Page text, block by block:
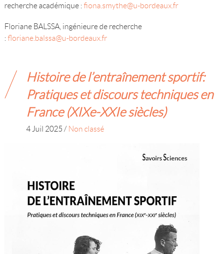
recherche académique : fiona.smythe@u-bordeaux.fr
Floriane BALSSA, ingénieure de recherche
: floriane.balssa@u-bordeaux.fr
Histoire de l’entraînement sportif:
Pratiques et discours techniques en
France (XIXe-XXIe siècles)
4 Juil 2025 / Non classé